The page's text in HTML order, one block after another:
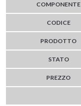
COMPONENTE
CODICE
PRODOTTO
STATO
PREZZO